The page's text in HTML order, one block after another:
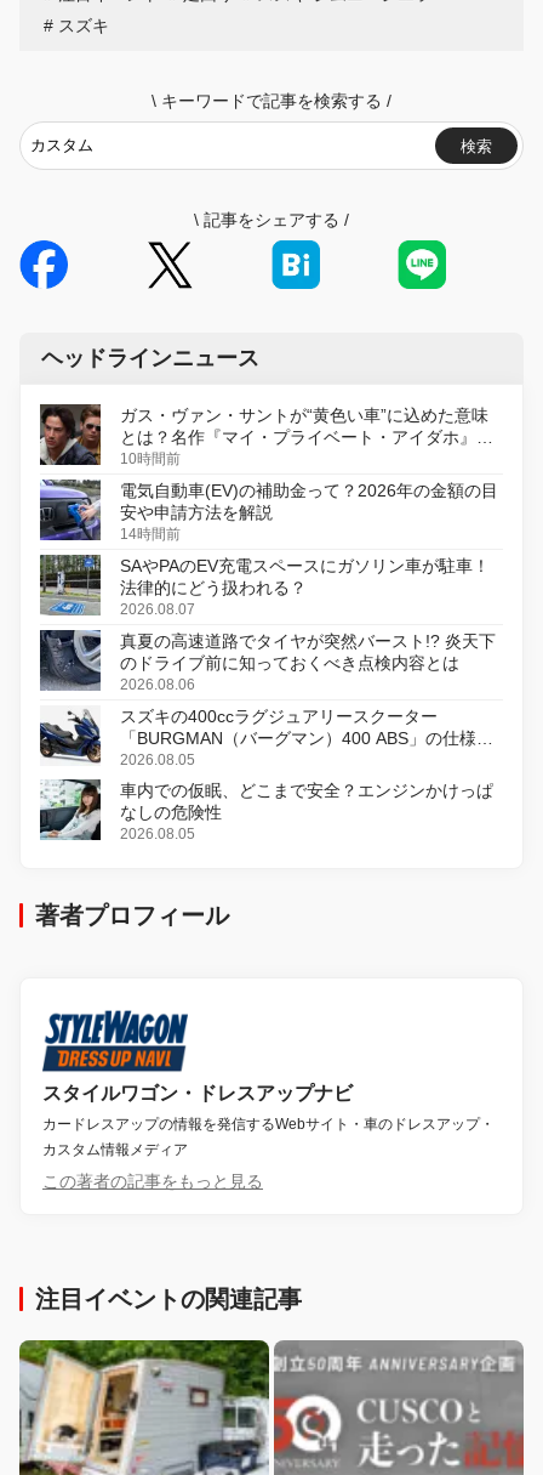
スズキ
\ キーワードで記事を検索する /
検索
\ 記事をシェアする /
ヘッドラインニュース
ガス・ヴァン・サントが“黄色い車”に込めた意味
とは？名作『マイ・プライベート・アイダホ』が
初のデジタルリマスター版で復活
10時間前
電気自動車(EV)の補助金って？2026年の金額の目
安や申請方法を解説
14時間前
SAやPAのEV充電スペースにガソリン車が駐車！
法律的にどう扱われる？
2026.08.07
真夏の高速道路でタイヤが突然バースト!? 炎天下
のドライブ前に知っておくべき点検内容とは
2026.08.06
スズキの400ccラグジュアリースクーター
「BURGMAN（バーグマン）400 ABS」の仕様を
変更し、8月18日に発売
2026.08.05
車内での仮眠、どこまで安全？エンジンかけっぱ
なしの危険性
2026.08.05
著者プロフィール
スタイルワゴン・ドレスアップナビ
カードレスアップの情報を発信するWebサイト・車のドレスアップ・
カスタム情報メディア
この著者の記事をもっと見る
注目イベントの関連記事